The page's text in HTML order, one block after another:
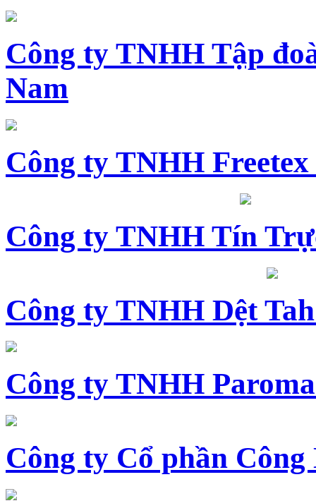
Công ty TNHH Tập
Nam
Công ty TNHH
Công ty TNHH Tín
Công ty TNHH Dệt
Công ty TNHH
Công ty Cổ phần Công